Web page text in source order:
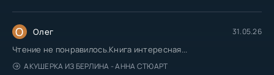
О Олег 31.05.26
Чтение не понравилось.Книга интересная...
АКУШЕРКА ИЗ БЕРЛИНА - АННА СТЮАРТ